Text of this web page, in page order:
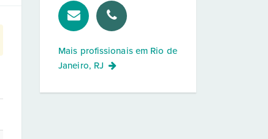
Mais profissionais em Rio de
Janeiro, RJ